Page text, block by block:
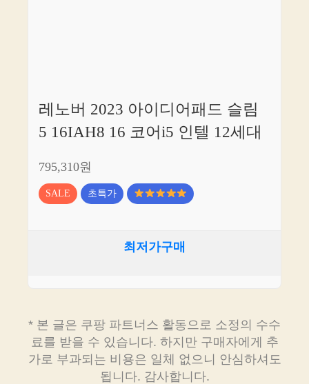
레노버 2023 아이디어패드 슬림
5 16IAH8 16 코어i5 인텔 12세대
795,310원
SALE 초특가
최저가구매
* 본 글은 쿠팡 파트너스 활동으로 소정의 수수
료를 받을 수 있습니다. 하지만 구매자에게 추
가로 부과되는 비용은 일체 없으니 안심하셔도
됩니다. 감사합니다.